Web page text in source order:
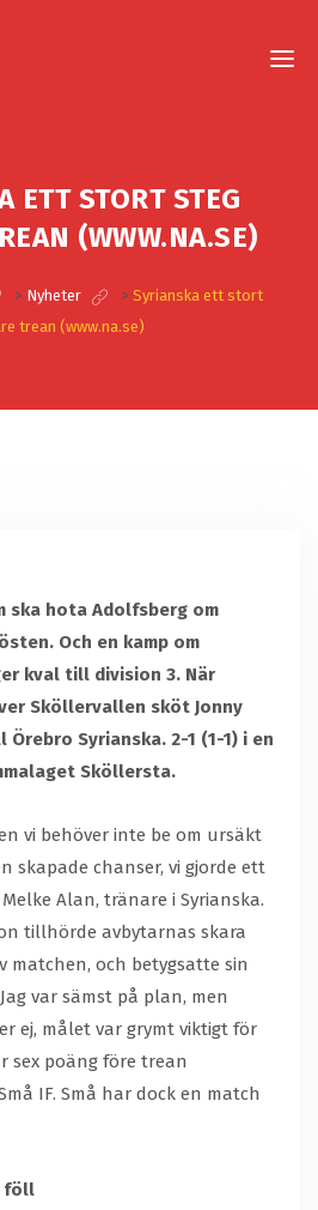
ETT STORT STEG
(WWW.NA.SE)
> Nyheter > Syrianska ett stort
trean (www.na.se)
ska hota Adolfsberg om
Och en kamp om
kval till division 3. När
Sköllervallen sköt Jonny
Syrianska. 2-1 (1-1) i en
Sköllersta.
vi behöver inte be om ursäkt
skapade chanser, vi gjorde ett
Alan, tränare i Syrianska.
tillhörde avbytarnas skara
matchen, och betygsatte sin
var sämst på plan, men
ej, målet var grymt viktigt för
sex poäng före trean
IF. Små har dock en match
föll